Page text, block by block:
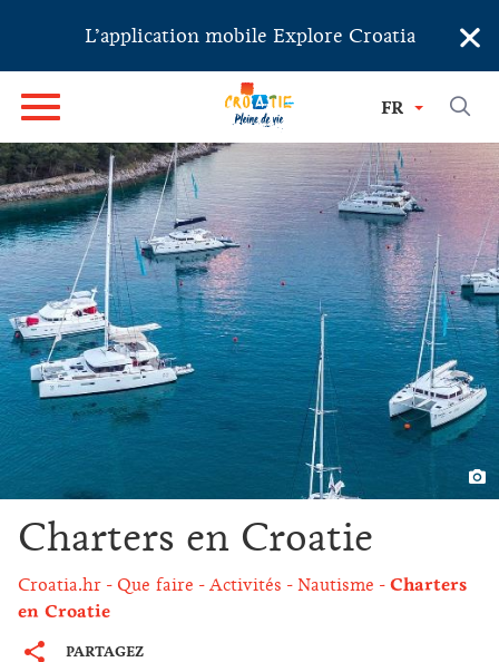
L’application mobile Explore Croatia ×
FR
Charters en Croatie
Croatia.hr Que faire Activités Nautisme
Charters
en Croatie
PARTAGEZ